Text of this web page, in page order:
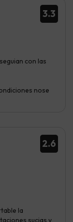
3.3
con las
nose
2.6
la